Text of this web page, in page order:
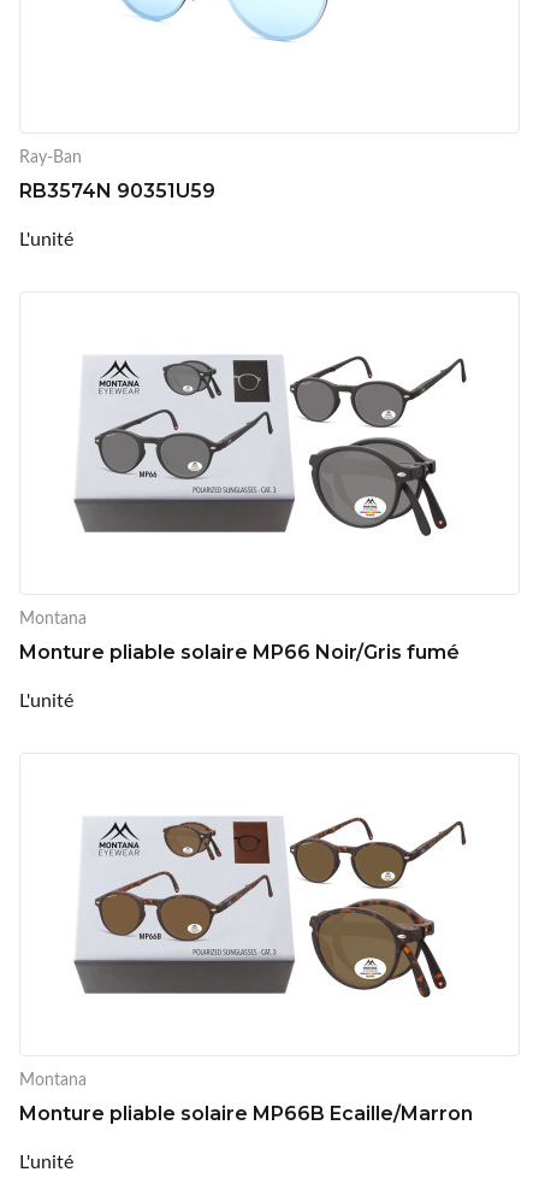
Ray-Ban
RB3574N 90351U59
L'unité
Montana
Monture pliable solaire MP66 Noir/Gris fumé
L'unité
Montana
Monture pliable solaire MP66B Ecaille/Marron
L'unité